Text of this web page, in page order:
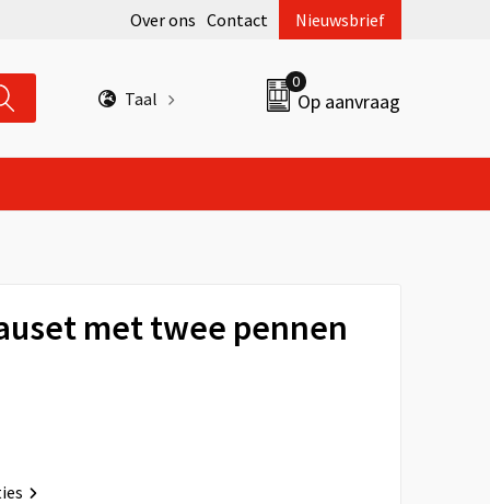
Over ons Contact Nieuwsbrief
Taal
0
Op aanvraag
met twee pennen